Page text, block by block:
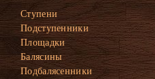
Ступени
Подступенники
Площадки
Балясины
Подбалясенники